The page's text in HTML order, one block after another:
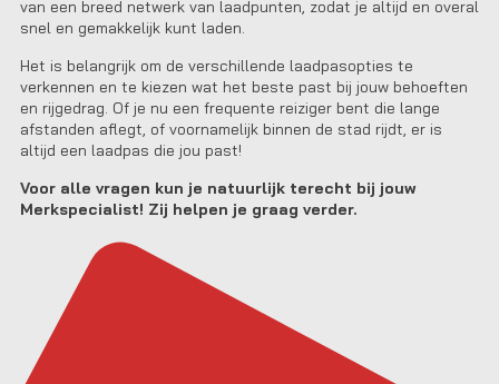
van een breed netwerk van laadpunten, zodat je altijd en overal
snel en gemakkelijk kunt laden.
Het is belangrijk om de verschillende laadpasopties te
verkennen en te kiezen wat het beste past bij jouw behoeften
en rijgedrag. Of je nu een frequente reiziger bent die lange
afstanden aflegt, of voornamelijk binnen de stad rijdt, er is
altijd een laadpas die jou past!
Voor alle vragen kun je natuurlijk terecht bij jouw
Merkspecialist! Zij helpen je graag verder.